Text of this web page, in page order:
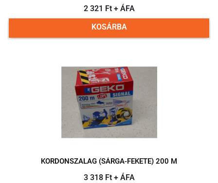
2 321 Ft + ÁFA
KOSÁRBA
KORDONSZALAG (SÁRGA-FEKETE) 200 M
3 318 Ft + ÁFA